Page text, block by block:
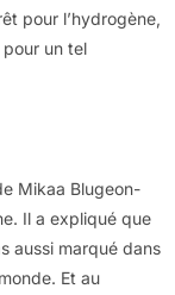
pour l’hydrogène,
un tel
Mikaa Blugeon-
Il a expliqué que
aussi marqué dans
Et au